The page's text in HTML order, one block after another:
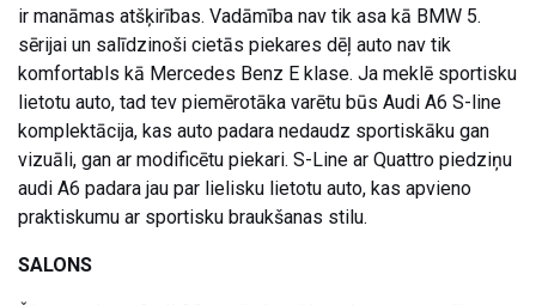
ir manāmas atšķirības. Vadāmība nav tik asa kā BMW 5.
sērijai un salīdzinoši cietās piekares dēļ auto nav tik
komfortabls kā Mercedes Benz E klase. Ja meklē sportisku
lietotu auto, tad tev piemērotāka varētu būs Audi A6 S-line
komplektācija, kas auto padara nedaudz sportiskāku gan
vizuāli, gan ar modificētu piekari. S-Line ar Quattro piedziņu
audi A6 padara jau par lielisku lietotu auto, kas apvieno
praktiskumu ar sportisku braukšanas stilu.
SALONS